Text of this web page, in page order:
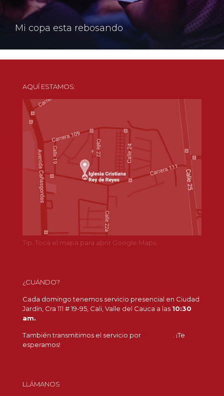
Mi copa esta rebosando
AQUÍ ESTAMOS:
Tip: Toca el mapa para abrir Google Maps.
¿CUÁNDO?
Cada domingo tenemos servicio presencial en Ciudad
Jardín, Cra 111 # 19-95, Cali, Valle del Cauca a las 10:30
am.
También transmitimos el servicio por
. ¡Te
esperamos!
LLÁMANOS